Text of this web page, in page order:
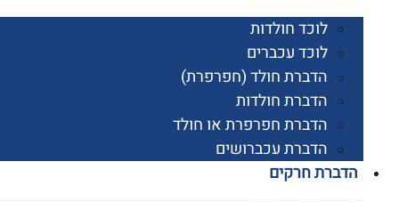
לוכד חולדות
לוכד עכברים
הדברת חולד (חפרפרת)
הדברת חולדות
הדברת חפרפרת או חולד
הדברת עכברושים
חרקים